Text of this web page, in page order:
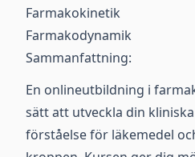
Farmakokinetik
Farmakodynamik
Sammanfattning:
En onlineutbildning i
sätt att utveckla din
förståelse för läkemedel